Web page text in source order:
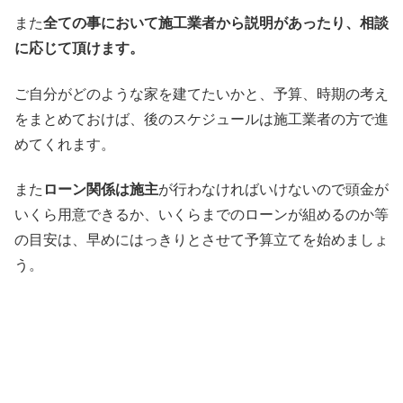
また全ての事において施工業者から説明があったり、相談
に応じて頂けます。
ご自分がどのような家を建てたいかと、予算、時期の考え
をまとめておけば、後のスケジュールは施工業者の方で進
めてくれます。
また ローン関係は施主が行わなければいけないので頭金が
いくら用意できるか、いくらまでのローンが組めるのか等
の目安は、早めにはっきりとさせて予算立てを始めましょ
う。